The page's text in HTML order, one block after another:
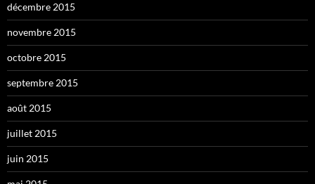
décembre 2015
novembre 2015
octobre 2015
septembre 2015
août 2015
juillet 2015
juin 2015